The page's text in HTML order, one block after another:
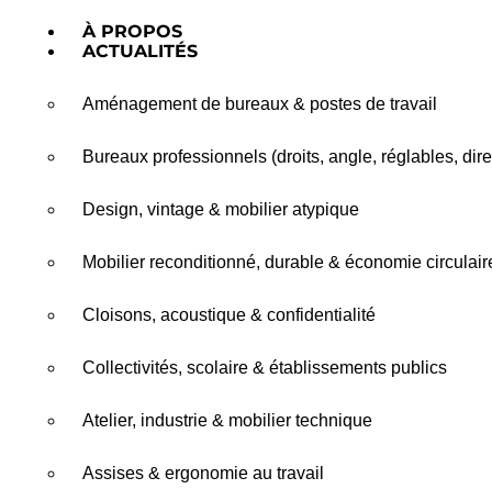
À PROPOS
ACTUALITÉS
Aménagement de bureaux & postes de travail
Bureaux professionnels (droits, angle, réglables,
Design, vintage & mobilier atypique
Mobilier reconditionné, durable & économie
Cloisons, acoustique & confidentialité
Collectivités, scolaire & établissements publics
Atelier, industrie & mobilier technique
Assises & ergonomie au travail